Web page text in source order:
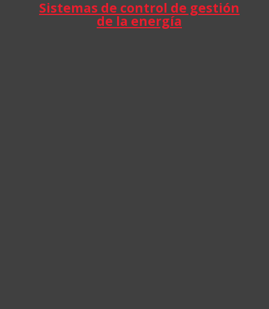
Sistemas de control de gestión
de la energía